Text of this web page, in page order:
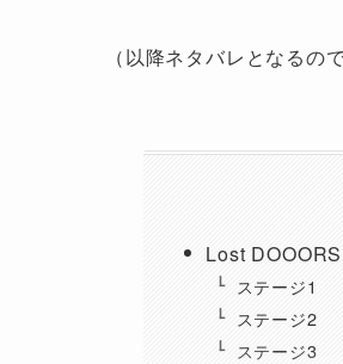
（以降ネタバレとなるの
Lost
ステージ1
ステージ2
ステージ3